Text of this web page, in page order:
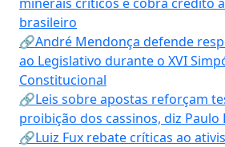
brasileiro
🔗André Mendonça defende
ao Legislativo durante o XVI
Constitucional
🔗Leis sobre apostas reforçam
proibição dos cassinos, diz Paulo
🔗Luiz Fux rebate críticas ao